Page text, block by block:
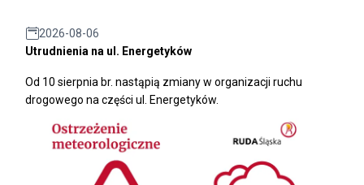
2026-08-06
Utrudnienia na ul. Energetyków
Od 10 sierpnia br. nastąpią zmiany w organizacji ruchu
drogowego na części ul. Energetyków.